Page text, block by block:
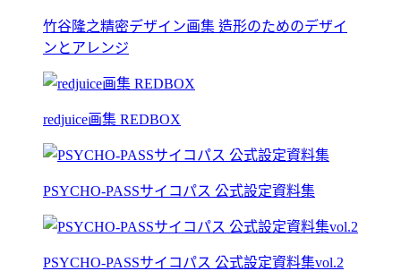
竹谷隆之精密デザイン画集 造形のためのデザイ
ンとアレンジ
redjuice画集 REDBOX
PSYCHO-PASSサイコパス 公式設定資料集
PSYCHO-PASSサイコパス 公式設定資料集vol.2